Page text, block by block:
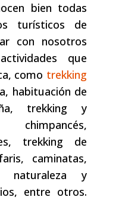
bien todas
turísticos de
con nosotros
que
como trekking
habituación de
trekking y
trekking de
caminatas,
naturaleza y
entre otros.